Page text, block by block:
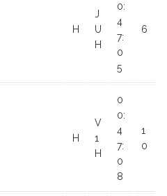
H
J
U
H
0:
4
7:
0
5
6
H
V
1
H
0
0:
4
7:
0
8
1
0